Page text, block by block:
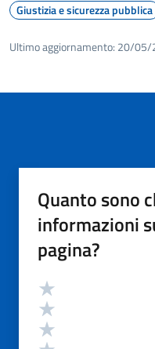
Giustizia e sicurezza pubblica
Ultimo aggiornamento: 20/05/
Quanto sono
informazioni
pagina?
Valutazione